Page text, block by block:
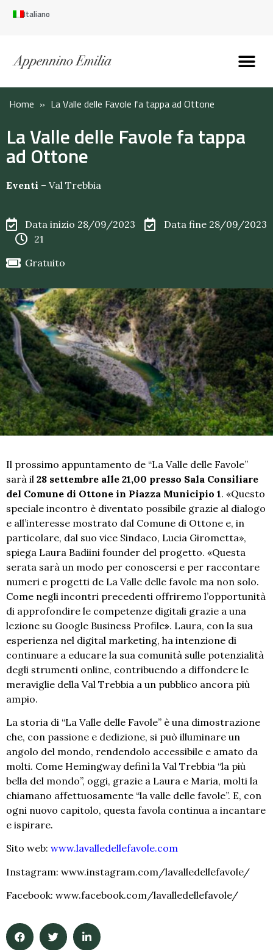
Italiano
Home » La Valle delle Favole fa tappa ad Ottone
La Valle delle Favole fa tappa
ad Ottone
Eventi – Val Trebbia
Data inizio 28/09/2023
Data fine 28/09/2023
21
Gratuito
Il prossimo appuntamento de “La Valle delle Favole”
sarà il 28 settembre alle 21,00 presso Sala Consiliare
del Comune di Ottone in Piazza Municipio 1. «Questo
speciale incontro è diventato possibile grazie al dialogo
e all’interesse mostrato dal Comune di Ottone e, in
particolare, dal suo vice Sindaco, Lucia Girometta»,
spiega Laura Badiini founder del progetto. «Questa
serata sarà un modo per conoscersi e per raccontare
numeri e progetti de La Valle delle favole ma non solo.
Come negli incontri precedenti offriremo l’opportunità
di approfondire le competenze digitali grazie a una
lezione su Google Business Profile». Laura, con la sua
esperienza nel digital marketing, ha intenzione di
continuare a educare la sua comunità sulle potenzialità
degli strumenti online, contribuendo a diffondere le
meraviglie della Val Trebbia a un pubblico ancora più
ampio.
La storia di “La Valle delle Favole” è una dimostrazione
che, con passione e dedizione, si può illuminare un
angolo del mondo, rendendolo accessibile e amato da
molti. Come Hemingway definì la Val Trebbia “la più
bella del mondo”, oggi, grazie a Laura e Maria, molti la
chiamano affettuosamente “la valle delle favole”. E, con
ogni nuovo capitolo, questa favola continua a incantare
e ispirare.
Sito web: www.lavalledellefavole.com
Instagram: www.instagram.com/lavalledellefavole/
Facebook: www.facebook.com/lavalledellefavole/